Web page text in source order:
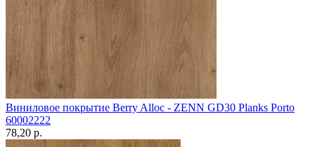
Виниловое покрытие Berry Alloc - ZENN GD30 Planks Porto
60002222
78,20 p.